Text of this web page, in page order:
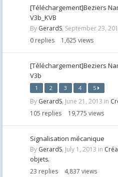
[Téléchargement]Beziers
V3b_KVB
By GerardS, September 23,
0 replies 1,625 views
[Téléchargement]Beziers
V3b
1 2 3 4 5
By GerardS, June 21, 2013 in
105 replies 19,775 views
Signalisation mécanique
By GerardS, July 1, 2013 in
objets.
23 replies 4,837 views